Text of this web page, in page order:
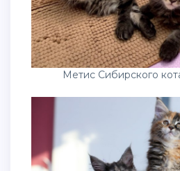
Метис Сибирского